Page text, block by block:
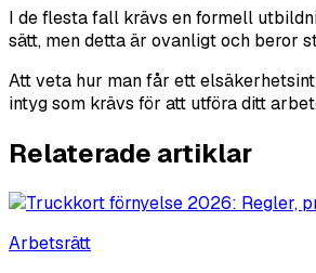
I de flesta fall krävs en formell
sätt, men detta är ovanligt och beror
Att veta hur man får ett
intyg som krävs för att utföra ditt
Relaterade artiklar
Arbetsrätt